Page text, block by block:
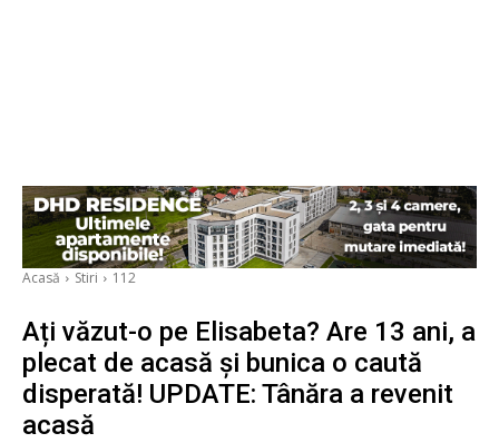
Acasă Stiri 112
Ați văzut-o pe Elisabeta? Are 13 ani, a
plecat de acasă și bunica o caută
disperată! UPDATE: Tânăra a revenit
acasă